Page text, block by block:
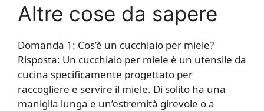
Altre cose da sapere
Domanda 1: Cos’è un cucchiaio per miele?
Risposta: Un cucchiaio per miele è un utensile da
cucina specificamente progettato per
raccogliere e servire il miele. Di solito ha una
maniglia lunga e un’estremità girevole o a